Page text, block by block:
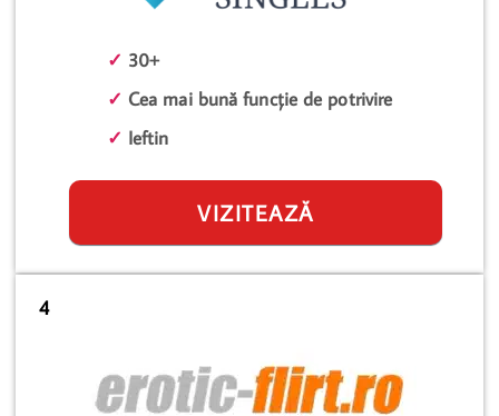
✓ 30+
✓ Cea mai bună funcție de potrivire
✓ Ieftin
VIZITEAZĂ
4